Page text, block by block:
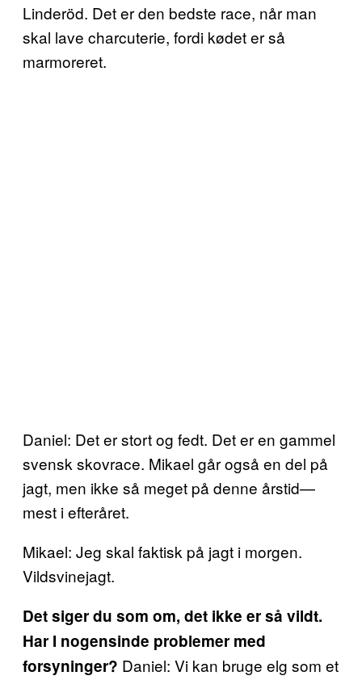
Linderöd. Det er den bedste race, når man
skal lave charcuterie, fordi kødet er så
marmoreret.
Daniel: Det er stort og fedt. Det er en gammel
svensk skovrace. Mikael går også en del på
jagt, men ikke så meget på denne årstid—
mest i efteråret.
Mikael: Jeg skal faktisk på jagt i morgen.
Vildsvinejagt.
Det siger du som om, det ikke er så vildt.
Har I nogensinde problemer med
forsyninger? Daniel: Vi kan bruge elg som et